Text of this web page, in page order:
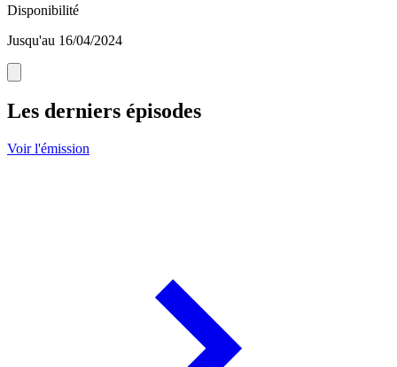
Disponibilité
Jusqu'au 16/04/2024
Les derniers épisodes
Voir l'émission